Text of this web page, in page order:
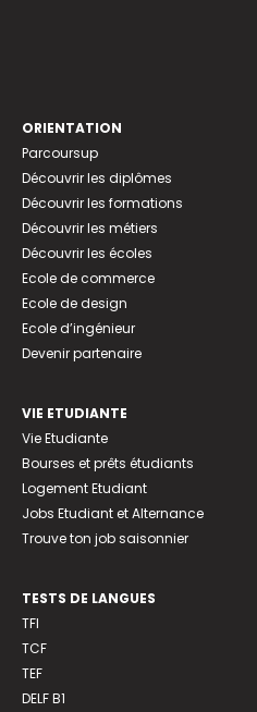
ORIENTATION
Parcoursup
Découvrir les diplômes
Découvrir les formations
Découvrir les métiers
Découvrir les écoles
Ecole de commerce
Ecole de design
Ecole d’ingénieur
Devenir partenaire
VIE ETUDIANTE
Vie Etudiante
Bourses et prêts étudiants
Logement Etudiant
Jobs Etudiant et Alternance
Trouve ton job saisonnier
TESTS DE LANGUES
TFI
TCF
TEF
DELF B1